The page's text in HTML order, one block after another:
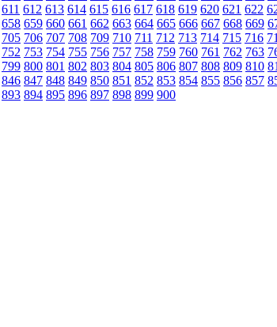
611 612 613 614 615 616 617 618 619 620 621 622
658 659 660 661 662 663 664 665 666 667 668 669
705 706 707 708 709 710 711 712 713 714 715 716
752 753 754 755 756 757 758 759 760 761 762 763
799 800 801 802 803 804 805 806 807 808 809 810
846 847 848 849 850 851 852 853 854 855 856 857
893 894 895 896 897 898 899 900